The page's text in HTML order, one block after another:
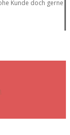
Kunde doch gerne